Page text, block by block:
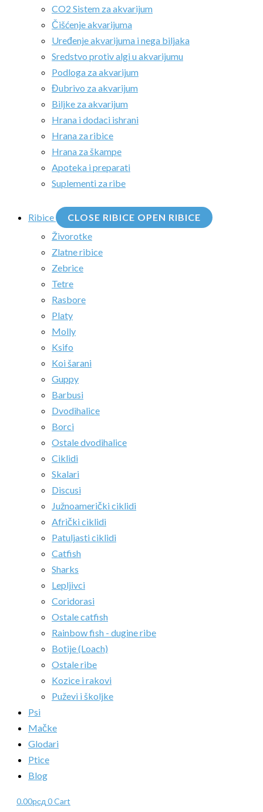
CO2 Sistem za akvarijum
Čišćenje akvarijuma
Uređenje akvarijuma i nega biljaka
Sredstvo protiv algi u akvarijumu
Podloga za akvarijum
Đubrivo za akvarijum
Biljke za akvarijum
Hrana i dodaci ishrani
Hrana za ribice
Hrana za škampe
Apoteka i preparati
Suplementi za ribe
Ribice CLOSE RIBICE OPEN RIBICE
Živorotke
Zlatne ribice
Zebrice
Tetre
Rasbore
Platy
Molly
Ksifo
Koi šarani
Guppy
Barbusi
Dvodihalice
Borci
Ostale dvodihalice
Ciklidi
Skalari
Discusi
Južnoamerički ciklidi
Afrički ciklidi
Patuljasti ciklidi
Catfish
Sharks
Lepljivci
Coridorasi
Ostale catfish
Rainbow fish - dugine ribe
Botije (Loach)
Ostale ribe
Kozice i rakovi
Puževi i školjke
Psi
Mačke
Glodari
Ptice
Blog
0.00рсд 0Cart